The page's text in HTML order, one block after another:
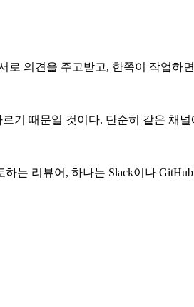
의견을 주고받고, 한쪽이 작업하
기 때문일 것이다. 단순히 같은 채
는 리뷰어, 하나는 Slack이나